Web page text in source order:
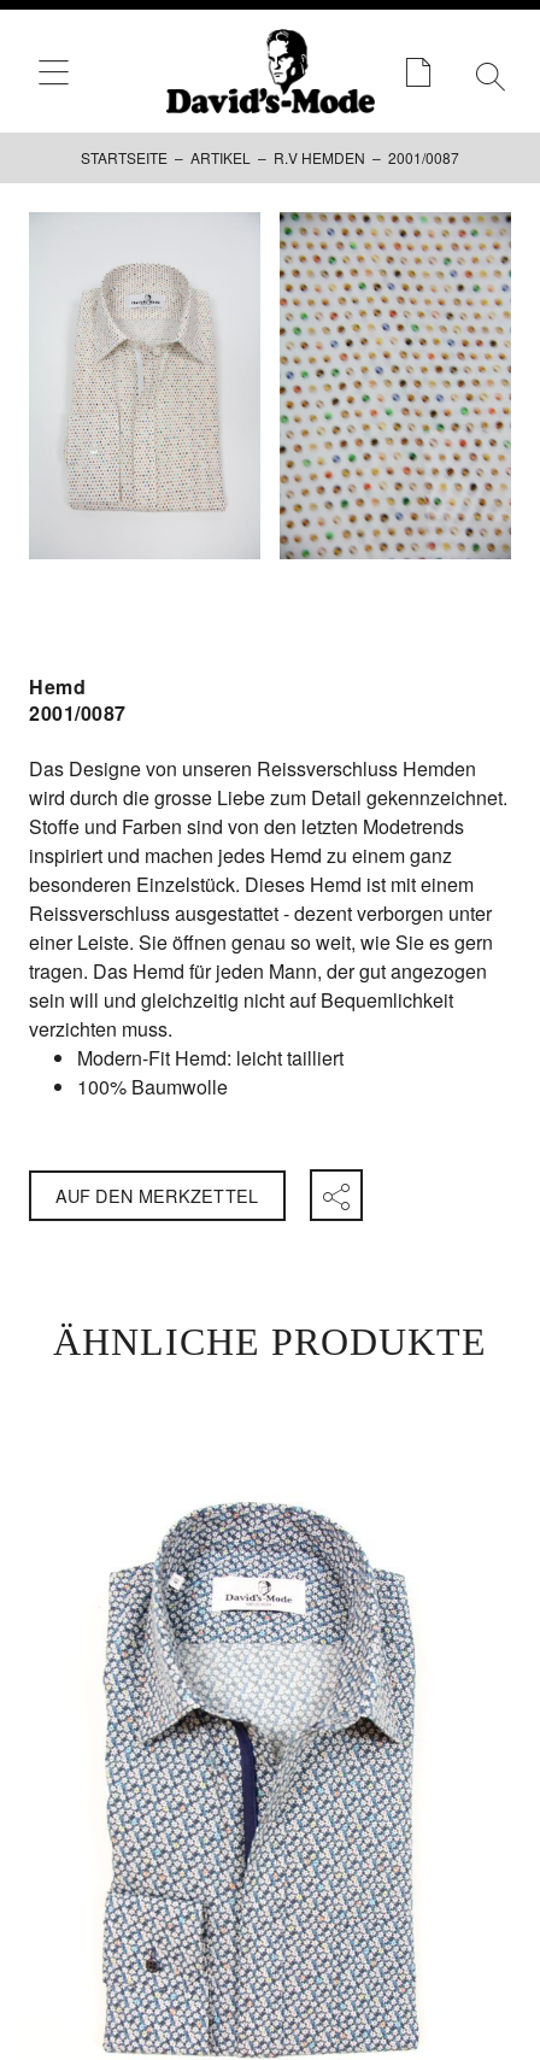
STARTSEITE – ARTIKEL – R.V HEMDEN – 2001/0087
Hemd
2001/0087
Das Designe von unseren Reissverschluss Hemden
wird durch die grosse Liebe zum Detail gekennzeichnet.
Stoffe und Farben sind von den letzten Modetrends
inspiriert und machen jedes Hemd zu einem ganz
besonderen Einzelstück. Dieses Hemd ist mit einem
Reissverschluss ausgestattet - dezent verborgen unter
einer Leiste. Sie öffnen genau so weit, wie Sie es gern
tragen. Das Hemd für jeden Mann, der gut angezogen
sein will und gleichzeitig nicht auf Bequemlichkeit
verzichten muss.
Modern-Fit Hemd: leicht tailliert
100% Baumwolle
AUF DEN MERKZETTEL
ÄHNLICHE PRODUKTE